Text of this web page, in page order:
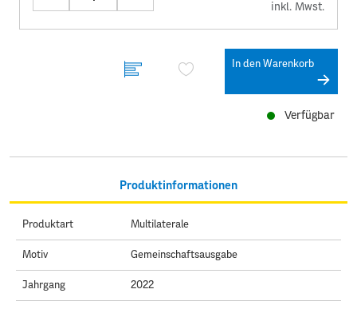
inkl. Mwst.
In den Warenkorb
Verfügbar
Produktinformationen
Produktart Multilaterale
Motiv Gemeinschaftsausgabe
Jahrgang 2022